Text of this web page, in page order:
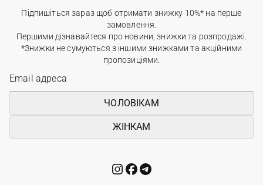
Підпишіться зараз щоб отримати знижку 10%* на перше
замовлення.
Першими дізнавайтеся про новини, знижки та розпродажі.
*Знижки не сумуються з іншими знижками та акційними
пропозиціями.
ЧОЛОВІКАМ
ЖІНКАМ